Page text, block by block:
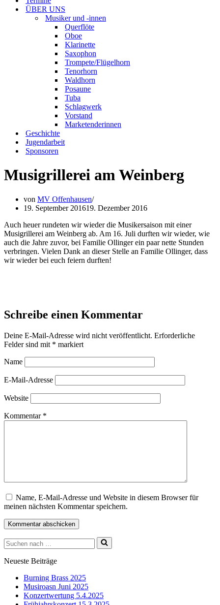
ÜBER UNS
Musiker und -innen
Querflöte
Oboe
Klarinette
Saxophon
Trompete/Flügelhorn
Tenorhorn
Waldhorn
Posaune
Tuba
Schlagwerk
Vorstand
Marketenderinnen
Geschichte
Jugendarbeit
Sponsoren
Musigrillerei am Weinberg
von MV Offenhausen
19. September 201619. Dezember 2016
Auch heuer rundeten wir wieder die Musikersaison mit einer
Musigrillerei am Weinberg ab. Am 16. Juli durften wir wieder, wie
auch die Jahre zuvor, bei Familie Ollinger ein paar nette Stunden
verbringen. Vielen Dank an dieser Stelle an Familie Ollinger, dass
wir wieder bei euch feiern durften!
Schreibe einen Kommentar
Deine E-Mail-Adresse wird nicht veröffentlicht. Erforderliche
Felder sind mit * markiert
Name
E-Mail-Adresse
Website
Kommentar *
Name, E-Mail-Adresse und Website in diesem Browser für
meinen nächsten Kommentar speichern.
Suchen
nach …
Neueste Beiträge
Burning Brass 2025
Musiroasn Juni 2025
Konzertwertung 5.4.2025